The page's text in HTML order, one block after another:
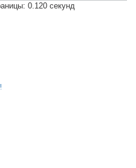
0.120 секунд